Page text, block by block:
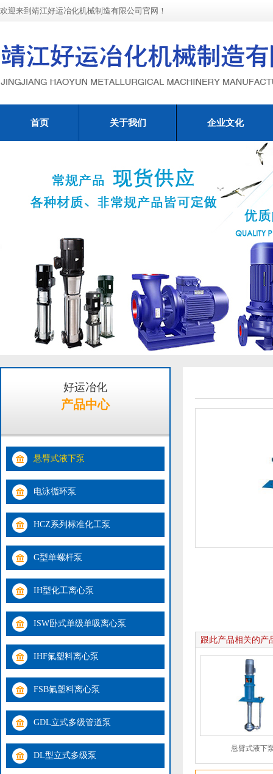
欢迎来到靖江好运冶化机械制造有限公司官网！
首页 关于我们 企业文化
好运冶化
产品中心
悬臂式液下泵
电泳循环泵
HCZ系列标准化工泵
G型单螺杆泵
IH型化工离心泵
ISW卧式单级单吸离心泵
IHF氟塑料离心泵
FSB氟塑料离心泵
GDL立式多级管道泵
DL型立式多级泵
跟此产品相关的产
悬臂式液下